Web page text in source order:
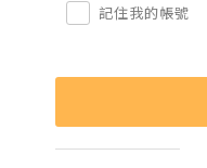
記住我的帳號